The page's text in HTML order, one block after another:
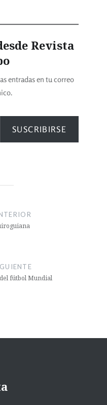
Revista
entradas en tu correo
SUSCRIBIRSE
fútbol Mundial